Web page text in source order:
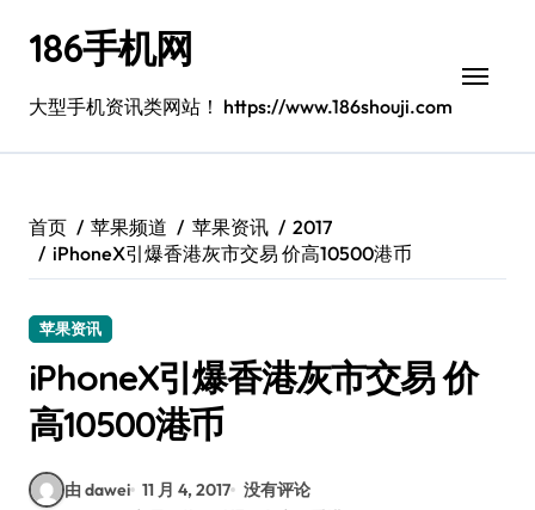
186手机网
大型手机资讯类网站！ https://www.186shouji.com
首页 苹果频道 苹果资讯
2017
iPhoneX引爆香港灰市交易 价高10500港币
苹果资讯
iPhoneX引爆香港灰市交易 价
高10500港币
由 dawei 11 月 4, 2017 没有评论